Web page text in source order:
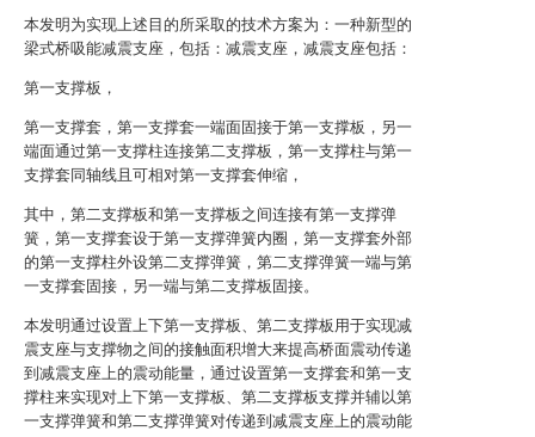
本发明为实现上述目的所采取的技术方案为：一种新型的
梁式桥吸能减震支座，包括：减震支座，减震支座包括：
第一支撑板，
第一支撑套，第一支撑套一端面固接于第一支撑板，另一
端面通过第一支撑柱连接第二支撑板，第一支撑柱与第一
支撑套同轴线且可相对第一支撑套伸缩，
其中，第二支撑板和第一支撑板之间连接有第一支撑弹
簧，第一支撑套设于第一支撑弹簧内圈，第一支撑套外部
的第一支撑柱外设第二支撑弹簧，第二支撑弹簧一端与第
一支撑套固接，另一端与第二支撑板固接。
本发明通过设置上下第一支撑板、第二支撑板用于实现减
震支座与支撑物之间的接触面积增大来提高桥面震动传递
到减震支座上的震动能量，通过设置第一支撑套和第一支
撑柱来实现对上下第一支撑板、第二支撑板支撑并辅以第
一支撑弹簧和第二支撑弹簧对传递到减震支座上的震动能